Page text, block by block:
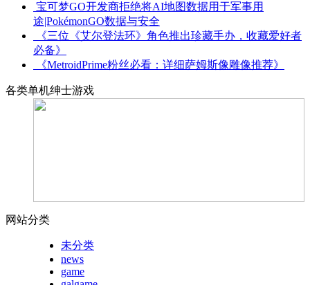
宝可梦GO开发商拒绝将AI地图数据用于军事用
途|PokémonGO数据与安全
《三位《艾尔登法环》角色推出珍藏手办，收藏爱好者
必备》
《MetroidPrime粉丝必看：详细萨姆斯像雕像推荐》
各类单机绅士游戏
网站分类
未分类
news
game